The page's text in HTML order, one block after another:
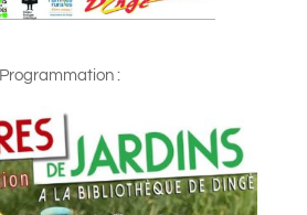
Programmation :